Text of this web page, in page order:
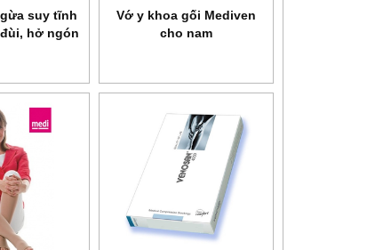
suy tĩnh
hở ngón
Vớ y khoa gối Mediven
cho nam